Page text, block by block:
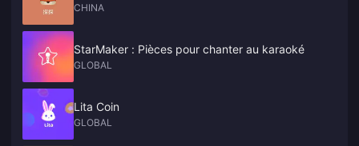
CHINA
StarMaker : Pièces pour chanter au karaoké
GLOBAL
Lita Coin
GLOBAL